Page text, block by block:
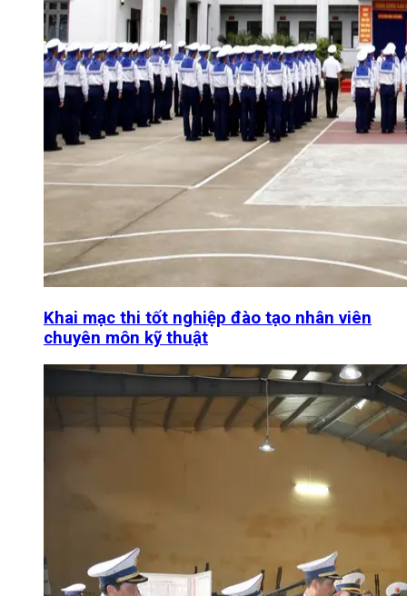
Khai mạc thi tốt nghiệp đào tạo nhân viên
chuyên môn kỹ thuật